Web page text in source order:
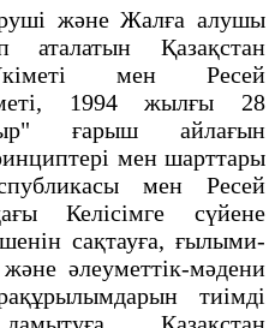
және Жалға алушы
аталатын Қазақстан
мен Ресей
1994 жылғы 28
ғарыш айлағын
мен шарттары
мен Ресей
Келісімге сүйене
сақтауға, ғылыми-
әлеуметтік-мәдени
тиімді